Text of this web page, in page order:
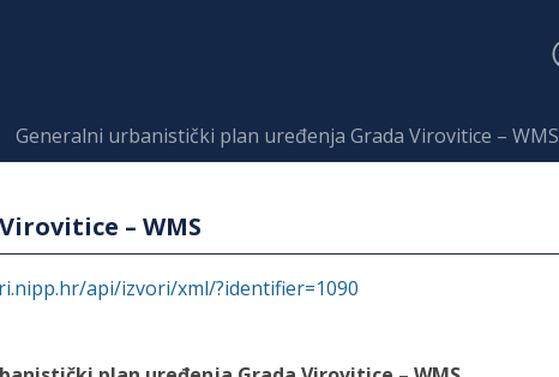
Generalni urbanistički plan uređenja Grada Virovitice – WMS
– WMS
api/izvori/xml/?identifier=1090